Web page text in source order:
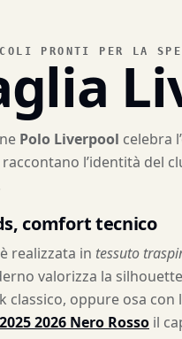
PRONTI PER LA
Polo Liverpool celebra
raccontano l’identità del
comfort tecnico
realizzata in tessuto
valorizza la
classico, oppure osa con
2026 Nero Rosso il